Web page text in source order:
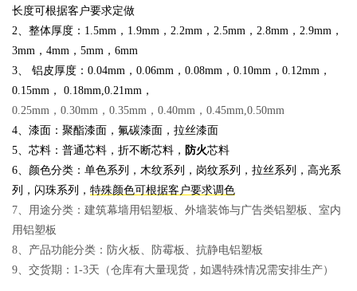
长度可根据客户要求定做
2、整体厚度：1.5mm， 1.9mm，2.2mm，2.5mm，2.8mm，2.9mm，
3mm，4mm，5mm，6mm
3、 铝皮厚度： 0.04mm，0.06mm，0.08mm，0.10mm，0.12mm，
0.15mm， 0.18mm,0.21mm，
0.25mm，0.30mm，0.35mm，0.40mm，0.45mm,0.50mm
4、漆面：聚酯漆面，氟碳漆面，拉丝漆面
5、芯料：普通芯料，折不断芯料， 防火芯料
6、颜色分类：单色系列，木纹系列，岗纹系列，拉丝系列，高光系
列，闪珠系列， 特殊颜色可根据客户要求调色
7、用途分类：建筑幕墙用铝塑板、外墙装饰与广告类铝塑板、室内
用铝塑板
8、产品功能分类：防火板、防霉板、抗静电铝塑板
9、交货期：1-3天（仓库有大量现货，如遇特殊情况需安排生产）